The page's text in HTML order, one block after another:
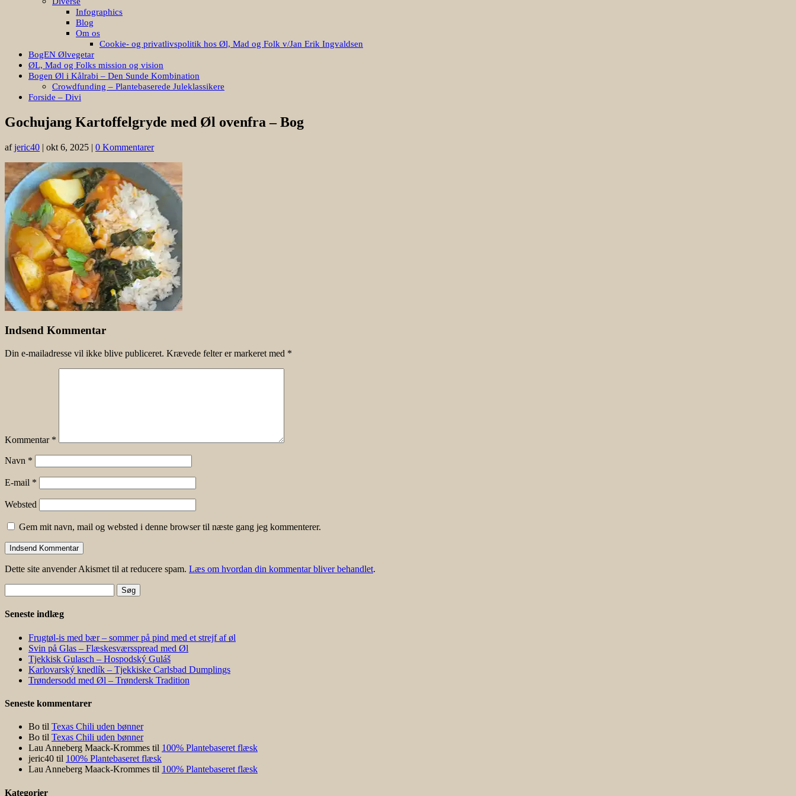
Infographics
Blog
Om os
Cookie- og privatlivspolitik hos Øl, Mad og Folk v/Jan Erik Ingvaldsen
BogEN Ølvegetar
ØL, Mad og Folks mission og vision
Bogen Øl i Kålrabi – Den Sunde Kombination
Crowdfunding – Plantebaserede Juleklassikere
Forside – Divi
Gochujang Kartoffelgryde med Øl ovenfra – Bog
afjeric40 | okt 6, 2025 | 0 Kommentarer
Indsend Kommentar
Din e-mailadresse vil ikke blive publiceret. Krævede felter er markeret med *
Kommentar *
Navn *
E-mail *
Websted
Gem mit navn, mail og websted i denne browser til næste gang jeg kommenterer.
Dette site anvender Akismet til at reducere spam. Læs om hvordan din kommentar bliver behandlet.
efter:
Seneste indlæg
Frugtøl-is med bær – sommer på pind med et strejf af øl
Svin på Glas – Flæskesværsspread med Øl
Tjekkisk Gulasch – Hospodský Guláš
Karlovarský knedlík – Tjekkiske Carlsbad Dumplings
Trøndersodd med Øl – Trøndersk Tradition
Seneste kommentarer
Bo til Texas Chili uden bønner
Bo til Texas Chili uden bønner
Lau Anneberg Maack-Krommes til 100% Plantebaseret flæsk
jeric40 til 100% Plantebaseret flæsk
Lau Anneberg Maack-Krommes til 100% Plantebaseret flæsk
Kategorier